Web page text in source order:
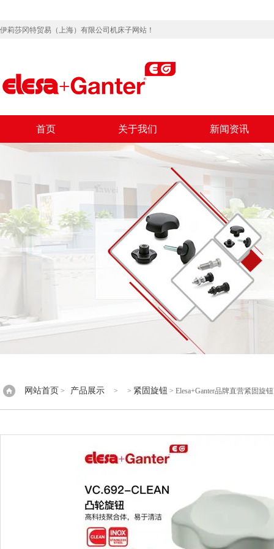
伊莉莎冈特贸易（上海）有限公司机床子网站！
首页 关于我们 新闻资讯
网站首页 > 产品展示 > > 紧固旋钮 > Elesa+Ganter品牌直营紧固旋